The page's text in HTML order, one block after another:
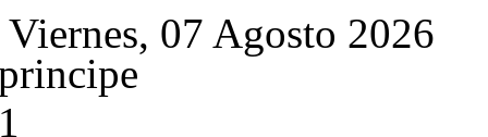
Viernes, 07 Agosto 2026